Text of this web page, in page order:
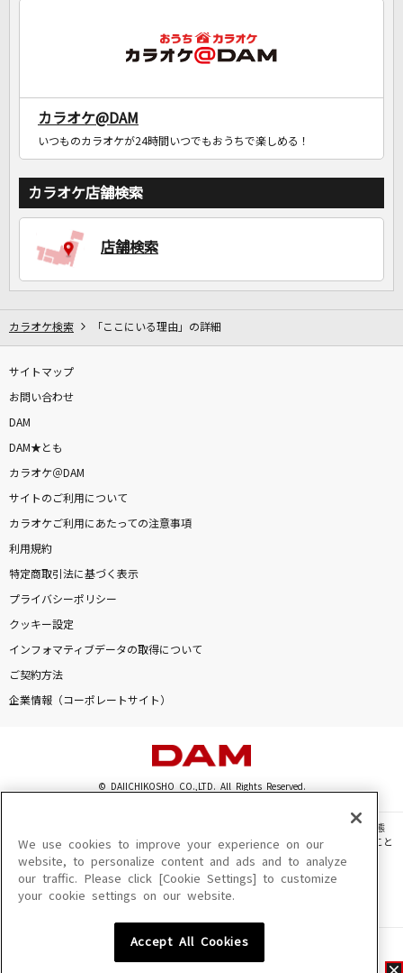
カラオケ@DAM
いつものカラオケが24時間いつでもおうちで楽しめる！
カラオケ店舗検索
店舗検索
カラオケ検索 「ここにいる理由」の詳細
サイトマップ
お問い合わせ
DAM
DAM★とも
カラオケ＠DAM
サイトのご利用について
カラオケご利用にあたっての注意事項
利用規約
特定商取引法に基づく表示
プライバシーポリシー
クッキー設定
インフォマティブデータの取得について
ご契約方法
企業情報（コーポレートサイト）
© DAIICHIKOSHO CO.,LTD. All Rights Reserved.
このサイトに掲載されている一切の文章・画像・写真・動画・音声等を、手段や形態
を問わず、著作権法の定める範囲を超えて無断で複製、転載、ファイル化などすること
を禁じます。
楽曲及びコンテンツは、機種によりご利用いただけない場合があります。
楽曲及びコンテンツの配信日、配信内容が変更になる場合があります。
We use cookies to improve your experience on our
website, to personalize content and ads and to analyze
our traffic. Please click [Cookie Settings] to customize
your cookie settings on our website.
Accept All Cookies